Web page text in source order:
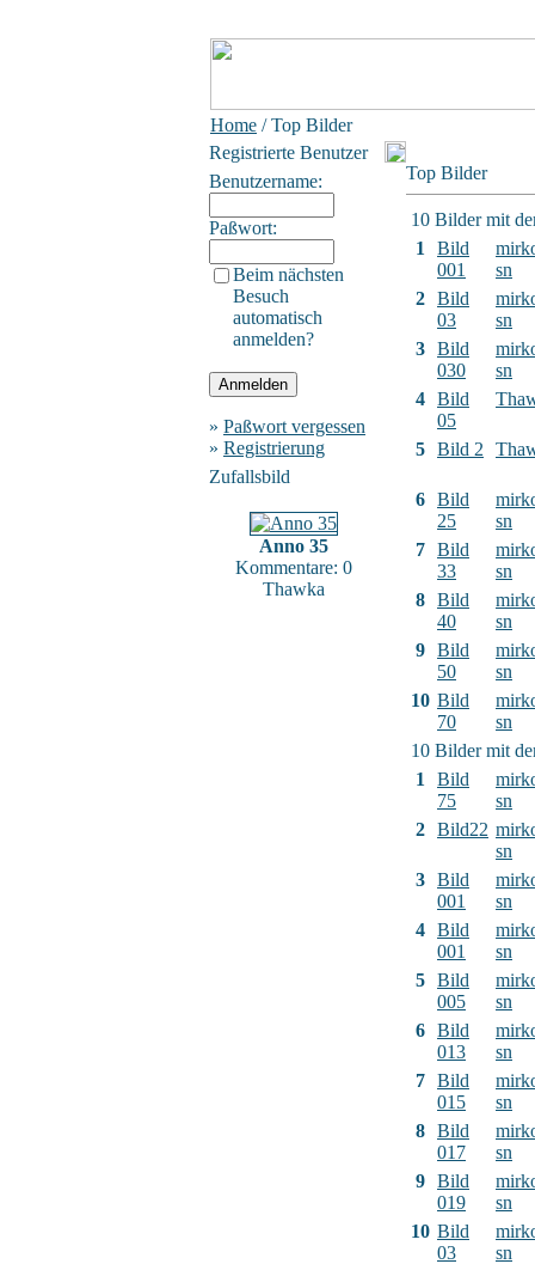
Home / Top Bilder
Registrierte Benutzer
Benutzername:
Paßwort:
Beim nächsten
Besuch
automatisch
anmelden?
» Paßwort vergessen
» Registrierung
Zufallsbild
Anno 35
Kommentare: 0
Thawka
Top Bilder
10 Bilder mit
1
Bild
001
sn
2 Bild
03
sn
3 Bild
030
sn
4 Bild
05
5 Bild 2
6 Bild
25
sn
7 Bild
33
sn
8 Bild
40
sn
9 Bild
50
sn
10 Bild
70
sn
10 Bilder mit
1
Bild
75
sn
2 Bild22
sn
3 Bild
001
sn
4 Bild
001
sn
5 Bild
005
sn
6 Bild
013
sn
7 Bild
015
sn
8 Bild
017
sn
9 Bild
019
sn
10 Bild
03
sn